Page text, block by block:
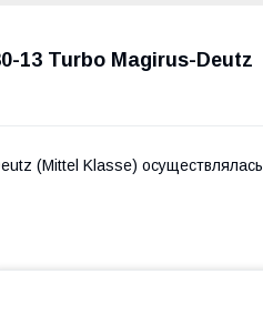
13 Turbo Magirus-Deutz
(Mittel Klasse) осуществлялась